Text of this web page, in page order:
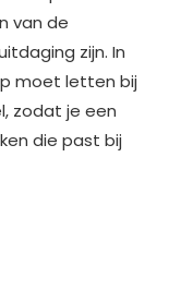
van de
zijn. In
moet letten bij
zodat je een
die past bij